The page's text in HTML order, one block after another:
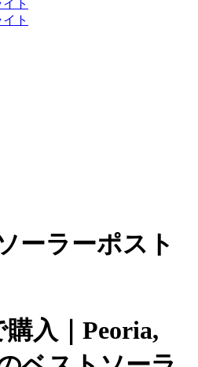
ト
ト
ーラーポスト
入｜Peoria,